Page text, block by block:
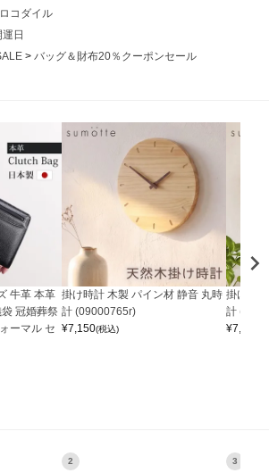
コダイル
日
バッグ＆財布20％クーポンセール
牛革 本革
冠婚葬祭
ーマル セ
掛け時計 木製 パイン材 静音 丸時
計 (09000765r)
¥7,150(税込)
掛け時
計
¥7,150
2 3